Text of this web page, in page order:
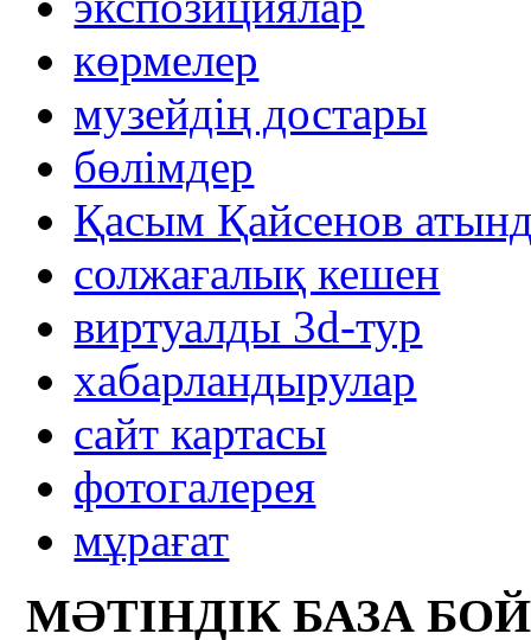
көрмелер
музейдің достары
бөлімдер
Қасым Қайсенов
солжағалық кешен
виртуалды 3d-тур
xабарландырулар
сайт картасы
фотогалерея
мұрағат
МӘТІНДІК БАЗА